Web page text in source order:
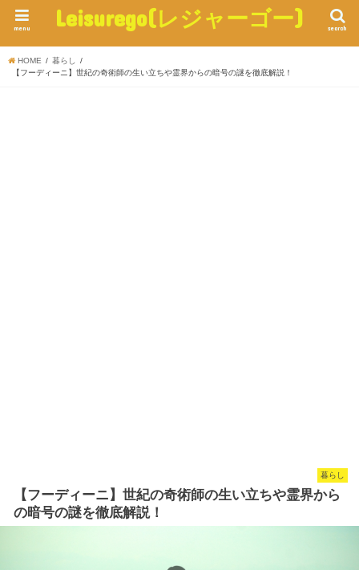
Leisurego(レジャーゴー) search
menu
HOME
暮らし
【フーディーニ】世紀の奇術師の生い立ちや霊界からの暗号の謎を徹底解説！
暮らし
【フーディーニ】世紀の奇術師の生い立ちや霊界から
の暗号の謎を徹底解説！